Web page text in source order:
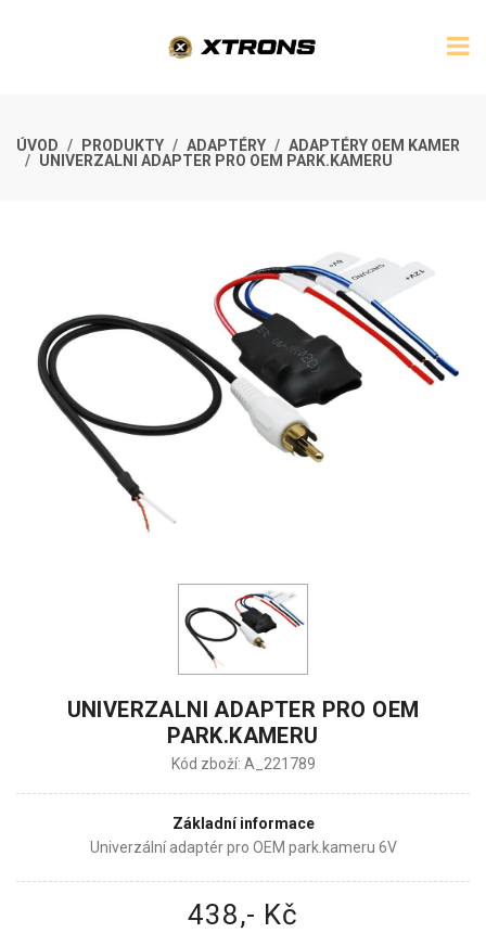
ÚVOD PRODUKTY ADAPTÉRY
ADAPTÉRY OEM KAMER
UNIVERZALNI ADAPTER PRO OEM PARK.KAMERU
UNIVERZALNI ADAPTER PRO OEM
PARK.KAMERU
Kód zboží: A_221789
Základní informace
Univerzální adaptér pro OEM park.kameru 6V
438,- Kč